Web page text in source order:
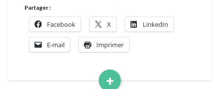
+
Partager :
Facebook X LinkedIn
E-mail Imprimer